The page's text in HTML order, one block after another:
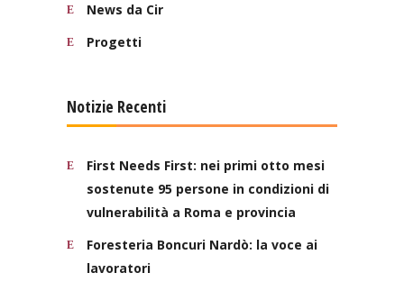
News da Cir
Progetti
Notizie Recenti
First Needs First: nei primi otto mesi
sostenute 95 persone in condizioni di
vulnerabilità a Roma e provincia
Foresteria Boncuri Nardò: la voce ai
lavoratori